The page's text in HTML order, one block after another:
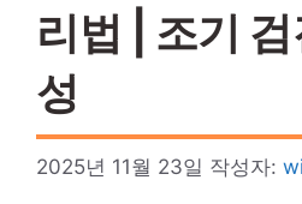
리법 | 조기
성
2025년 11월 23일 작성자: